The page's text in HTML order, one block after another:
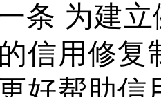
条 为建
信用修复